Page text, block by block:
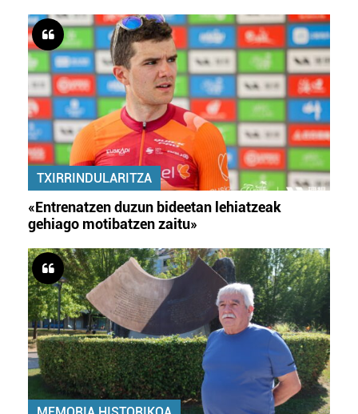
TXIRRINDULARITZA
«Entrenatzen duzun bideetan lehiatzeak
gehiago motibatzen zaitu»